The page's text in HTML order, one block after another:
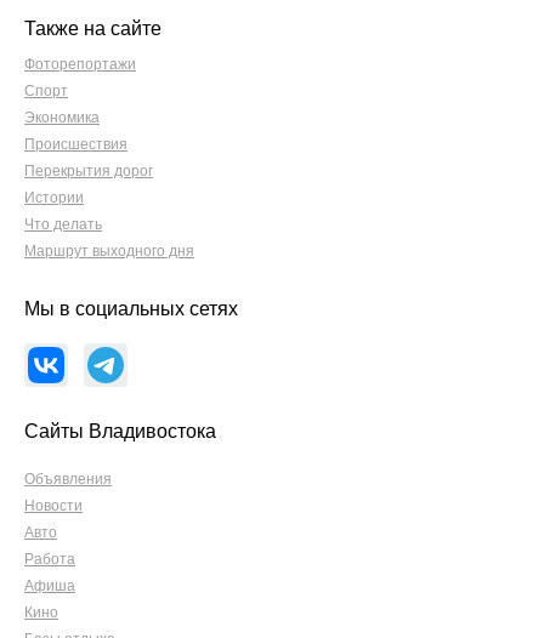
Также на сайте
Фоторепортажи
Спорт
Экономика
Происшествия
Перекрытия дорог
Истории
Что делать
Маршрут выходного дня
Мы в социальных сетях
Сайты Владивостока
Объявления
Новости
Авто
Работа
Афиша
Кино